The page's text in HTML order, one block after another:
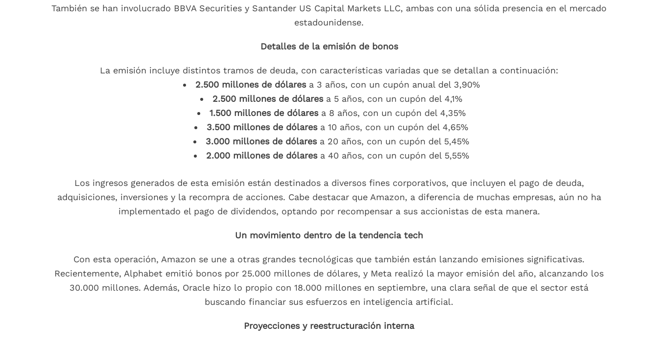
También se han involucrado BBVA Securities y Santander US Capital Markets LLC, ambas con una sólida presencia en el mercado
estadounidense.
Detalles de la emisión de bonos
La emisión incluye distintos tramos de deuda, con características variadas que se detallan a continuación:
2.500 millones de dólaresa 3 años, con un cupón anual del 3,90%
2.500 millones de dólaresa 5 años, con un cupón del 4,1%
1.500 millones de dólaresa 8 años, con un cupón del 4,35%
3.500 millones de dólaresa 10 años, con un cupón del 4,65%
3.000 millones de dólaresa 20 años, con un cupón del 5,45%
2.000 millones de dólaresa 40 años, con un cupón del 5,55%
Los ingresos generados de esta emisión están destinados a diversos fines corporativos, que incluyen el pago de deuda,
adquisiciones, inversiones y la recompra de acciones. Cabe destacar que Amazon, a diferencia de muchas empresas, aún no ha
implementado el pago de dividendos, optando por recompensar a sus accionistas de esta manera.
Un movimiento dentro de la tendencia tech
Con esta operación, Amazon se une a otras grandes tecnológicas que también están lanzando emisiones significativas.
Recientemente, Alphabet emitió bonos por 25.000 millones de dólares, y Meta realizó la mayor emisión del año, alcanzando los
30.000 millones. Además, Oracle hizo lo propio con 18.000 millones en septiembre, una clara señal de que el sector está
buscando financiar sus esfuerzos en inteligencia artificial.
Proyecciones y reestructuración interna